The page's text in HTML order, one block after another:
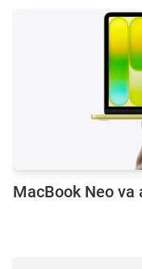
MacBook Neo va